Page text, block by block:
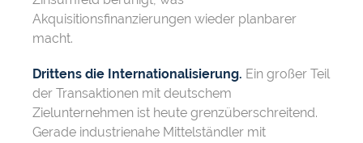
Akquisitionsfinanzierungen wieder planbarer
macht.
Drittens die Internationalisierung. Ein großer Teil
der Transaktionen mit deutschem
Zielunternehmen ist heute grenzüberschreitend.
Gerade industrienahe Mittelständler mit